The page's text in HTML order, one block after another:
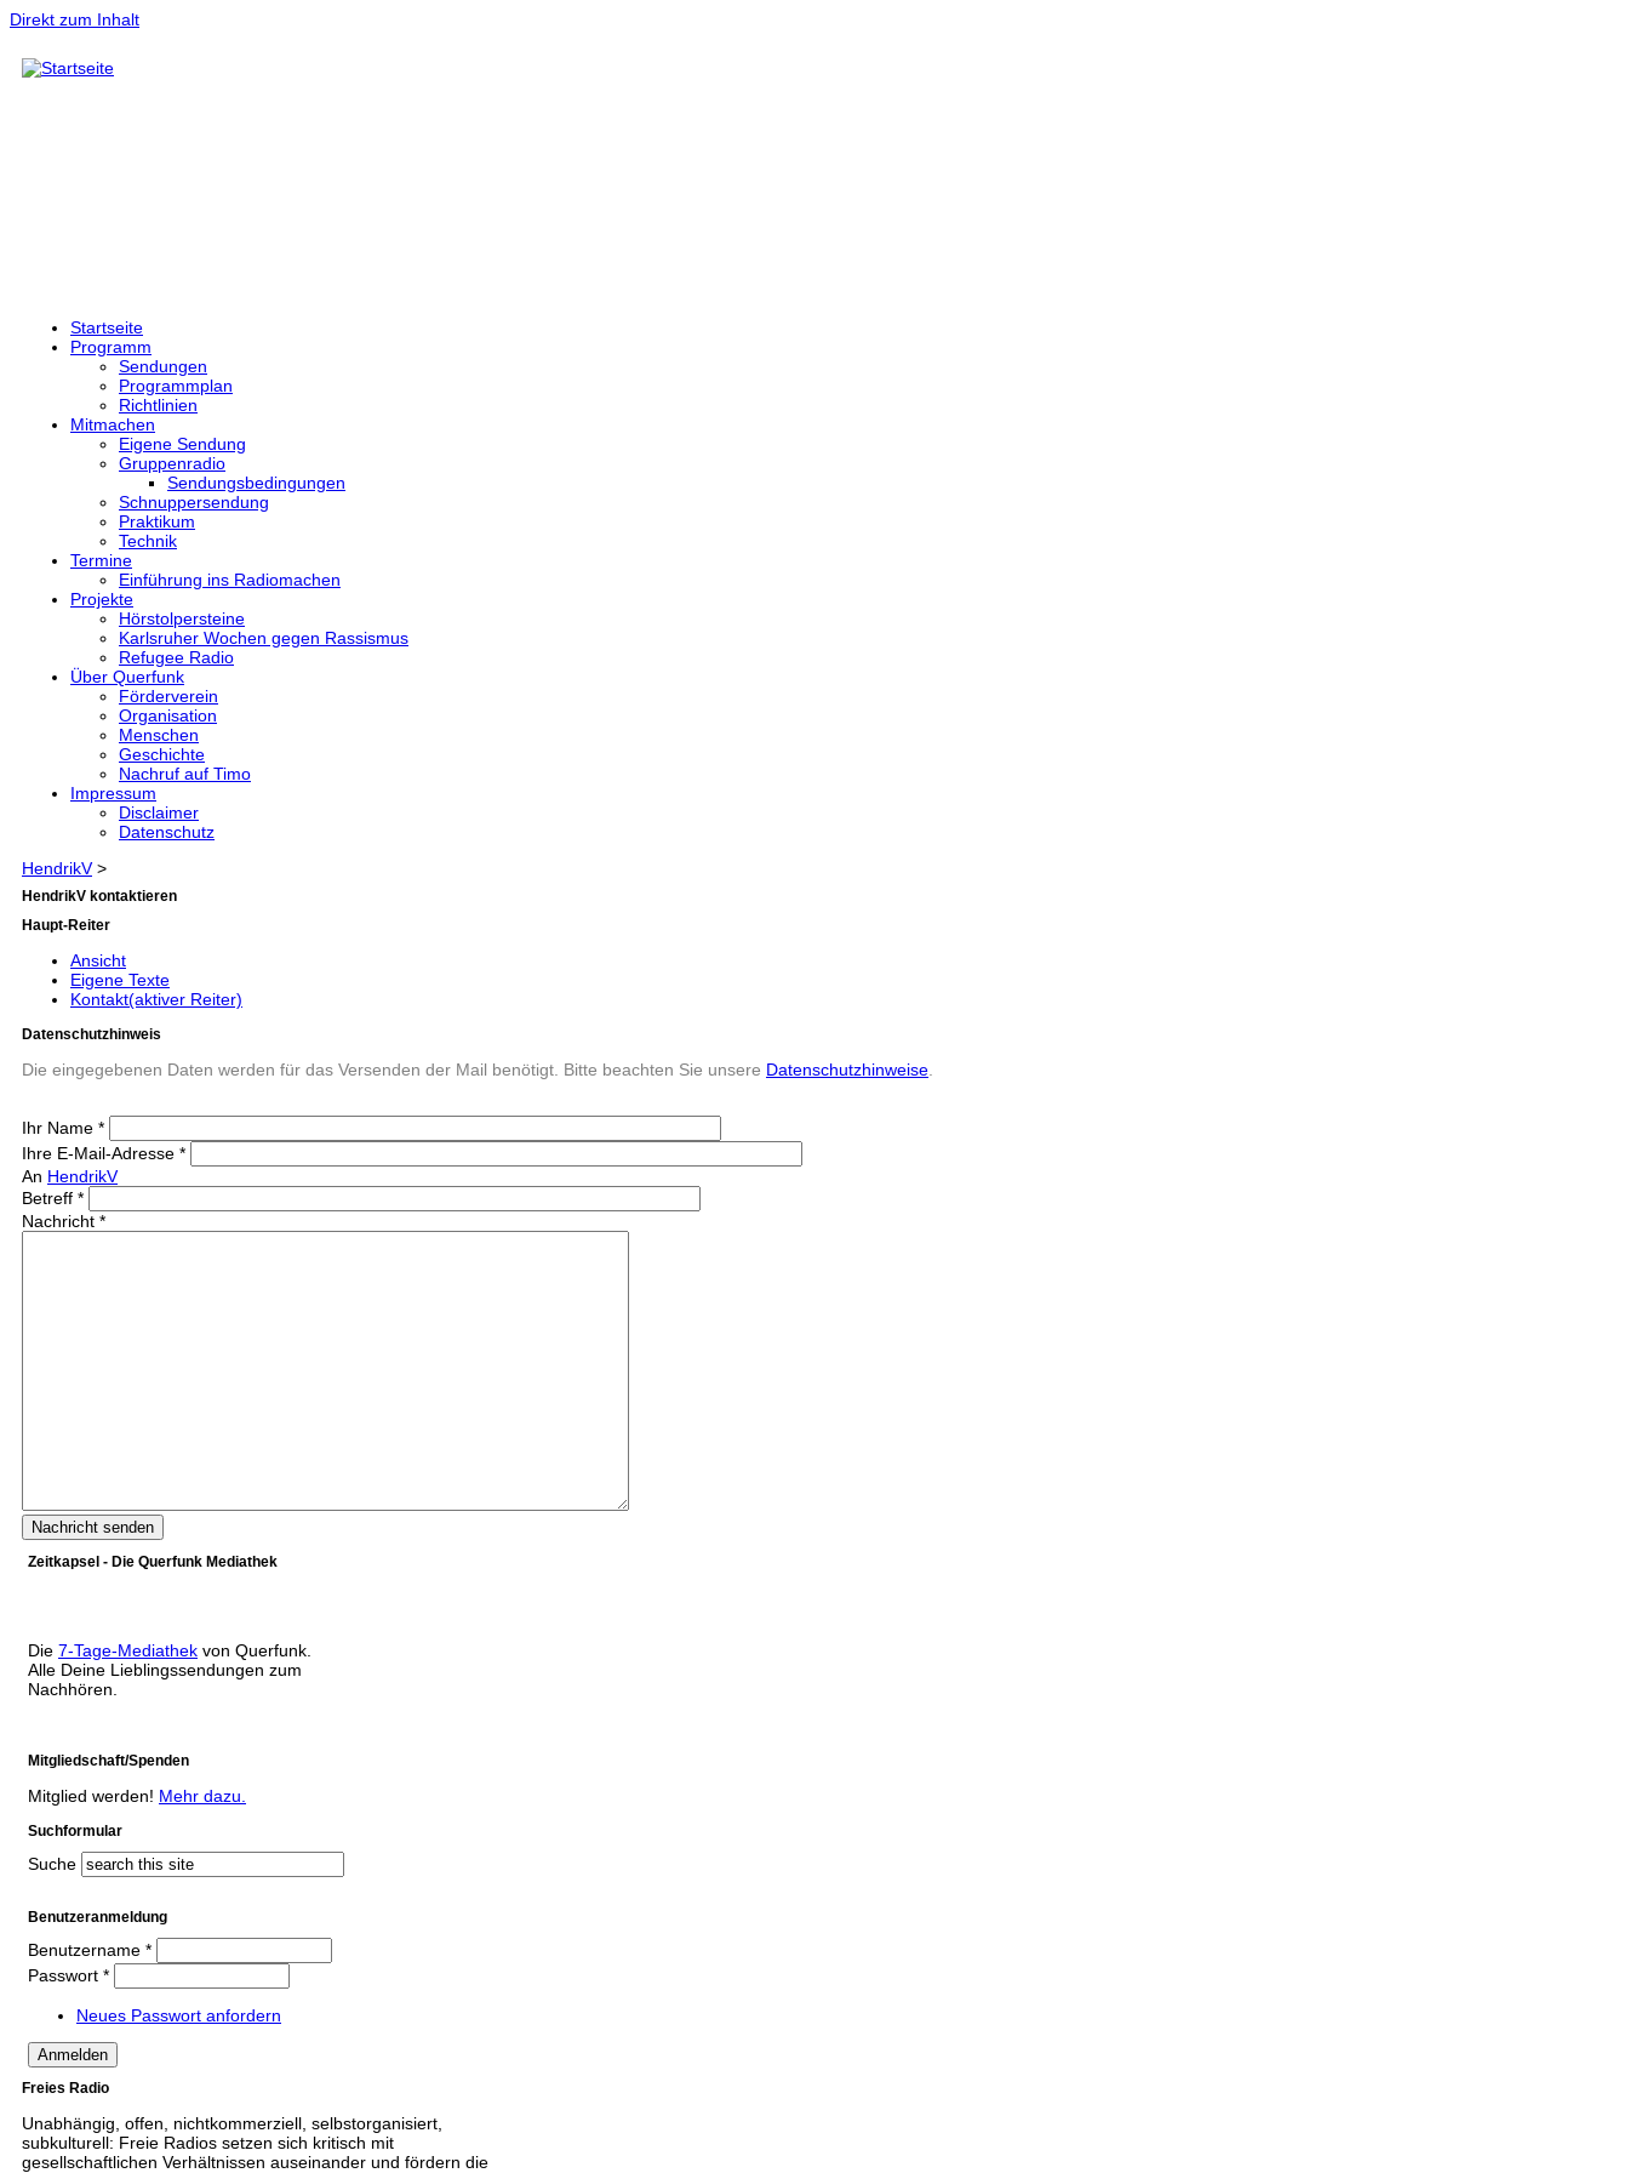
Direkt zum Inhalt
Startseite
Programm
Sendungen
Programmplan
Richtlinien
Mitmachen
Eigene Sendung
Gruppenradio
Sendungsbedingungen
Schnuppersendung
Praktikum
Technik
Termine
Einführung ins Radiomachen
Projekte
Hörstolpersteine
Karlsruher Wochen gegen Rassismus
Refugee Radio
Über Querfunk
Förderverein
Organisation
Menschen
Geschichte
Nachruf auf Timo
Impressum
Disclaimer
Datenschutz
HendrikV>
HendrikV kontaktieren
Haupt-Reiter
Ansicht
Eigene Texte
Kontakt(aktiver Reiter)
Datenschutzhinweis
Die eingegebenen Daten werden für das Versenden der Mail benötigt. Bitte beachten Sie unsere Datenschutzhinweise.
Ihr Name *
Ihre E-Mail-Adresse *
An HendrikV
Betreff *
Nachricht *
Zeitkapsel - Die Querfunk Mediathek
Die 7-Tage-Mediathek von Querfunk.
Alle Deine Lieblingssendungen zum
Nachhören.
Mitgliedschaft/Spenden
Mitglied werden! Mehr dazu.
Suchformular
Suche
Benutzeranmeldung
Benutzername *
Passwort *
Neues Passwort anfordern
Freies Radio
Unabhängig, offen, nichtkommerziell, selbstorganisiert,
subkulturell: Freie Radios setzen sich kritisch mit
gesellschaftlichen Verhältnissen auseinander und fördern die